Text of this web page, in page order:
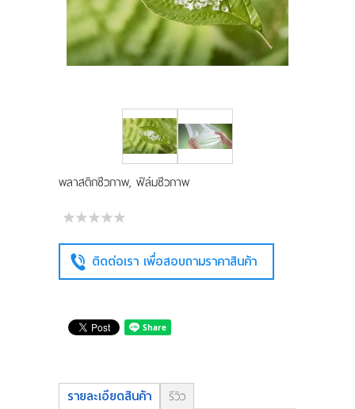
ติดต่อเราพลาสติกชีวภาพ, ฟิล์มชีวภาพ
ติดต่อเรา เพื่อสอบถามราคาสินค้า
รายละเอียดสินค้า
รีวิว